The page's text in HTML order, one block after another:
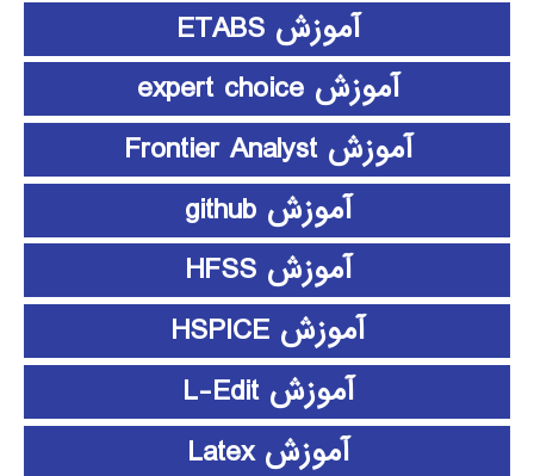
آموزش ETABS
آموزش expert choice
آموزش Frontier Analyst
آموزش github
آموزش HFSS
آموزش HSPICE
آموزش L-Edit
آموزش Latex